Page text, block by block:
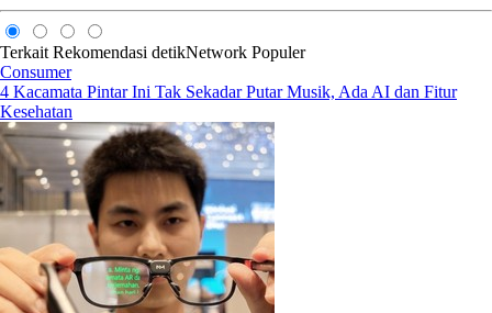
Terkait Rekomendasi detikNetwork Populer
Consumer
4 Kacamata Pintar Ini Tak Sekadar Putar Musik, Ada AI dan Fitur
Kesehatan